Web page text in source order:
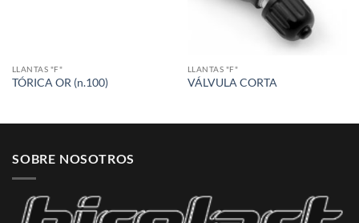
LLANTAS "F"
TÓRICA OR (n.100)
LLANTAS "F"
VÁLVULA CORTA
SOBRE NOSOTROS